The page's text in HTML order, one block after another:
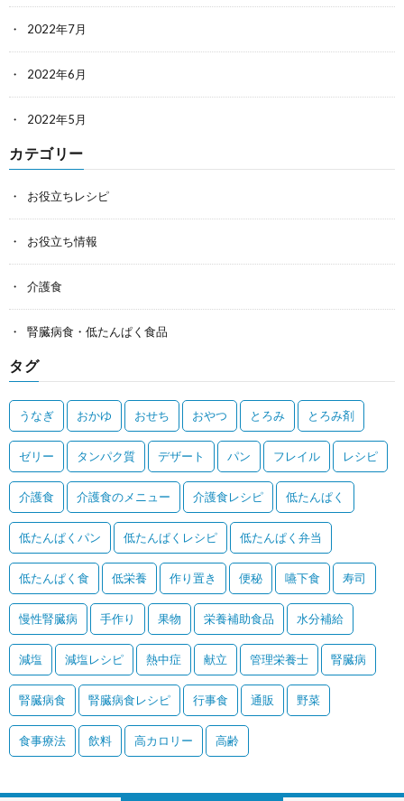
2022年7月
2022年6月
2022年5月
カテゴリー
お役立ちレシピ
お役立ち情報
介護食
腎臓病食・低たんぱく食品
タグ
うなぎ おかゆ おせち おやつ とろみ とろみ剤
ゼリー タンパク質 デザート パン フレイル レシピ
介護食 介護食のメニュー 介護食レシピ 低たんぱく
低たんぱくパン 低たんぱくレシピ 低たんぱく弁当
低たんぱく食 低栄養 作り置き 便秘 嚥下食 寿司
慢性腎臓病 手作り 果物 栄養補助食品 水分補給
減塩 減塩レシピ 熱中症 献立 管理栄養士 腎臓病
腎臓病食 腎臓病食レシピ 行事食 通販 野菜
食事療法 飲料 高カロリー 高齢